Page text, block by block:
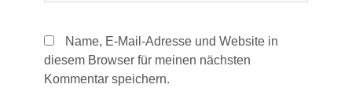
Name, E-Mail-Adresse und Website in
diesem Browser für meinen nächsten
Kommentar speichern.